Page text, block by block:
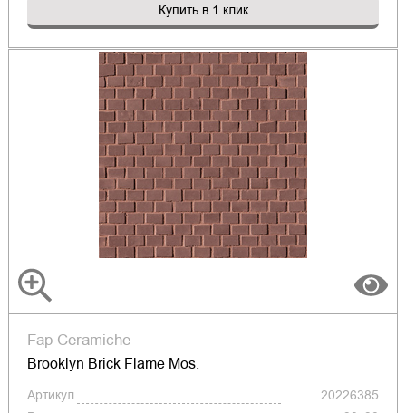
Купить в 1 клик
Fap Ceramiche
Brooklyn Brick Flame Mos.
Артикул
20226385